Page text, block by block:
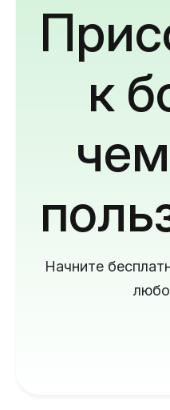
к
Начните